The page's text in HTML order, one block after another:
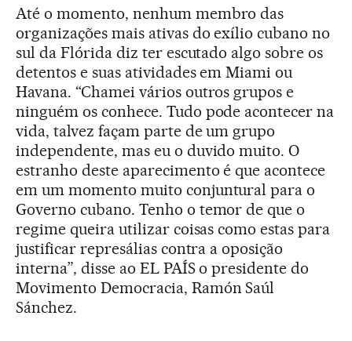
Até o momento, nenhum membro das
organizações mais ativas do exílio cubano no
sul da Flórida diz ter escutado algo sobre os
detentos e suas atividades em Miami ou
Havana. “Chamei vários outros grupos e
ninguém os conhece. Tudo pode acontecer na
vida, talvez façam parte de um grupo
independente, mas eu o duvido muito. O
estranho deste aparecimento é que acontece
em um momento muito conjuntural para o
Governo cubano. Tenho o temor de que o
regime queira utilizar coisas como estas para
justificar represálias contra a oposição
interna”, disse ao EL PAÍS o presidente do
Movimento Democracia, Ramón Saúl
Sánchez.